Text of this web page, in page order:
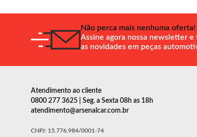
Não perca mais nenhuma oferta!
Assine agora nossa newsletter
as novidades em peças
Atendimento ao cliente
0800 277 3625 | Seg. a Sexta 08h as 18h
atendimento@arsenalcar.com.br
CNPJ: 15.776.984/0001-74